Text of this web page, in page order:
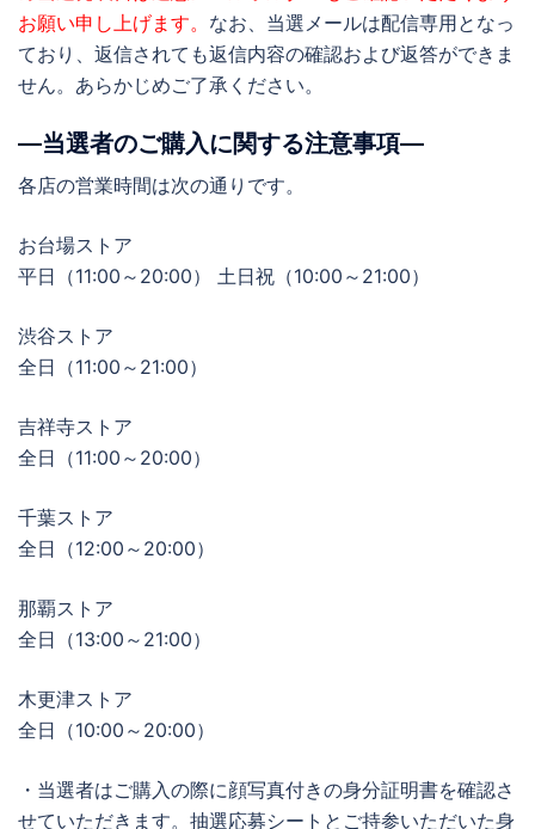
お願い申し上げます。 なお、当選メールは配信専用となっ
ており、返信されても返信内容の確認および返答ができま
せん。あらかじめご了承ください。
―当選者のご購入に関する注意事項―
各店の営業時間は次の通りです。
お台場ストア
平日（11:00～20:00） 土日祝（10:00～21:00）
渋谷ストア
全日（11:00～21:00）
吉祥寺ストア
全日（11:00～20:00）
千葉ストア
全日（12:00～20:00）
那覇ストア
全日（13:00～21:00）
木更津ストア
全日（10:00～20:00）
・当選者はご購入の際に顔写真付きの身分証明書を確認さ
せていただきます。抽選応募シートとご持参いただいた身